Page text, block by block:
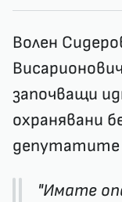
Волен
започващи
охранявани
депутатите
"Имате